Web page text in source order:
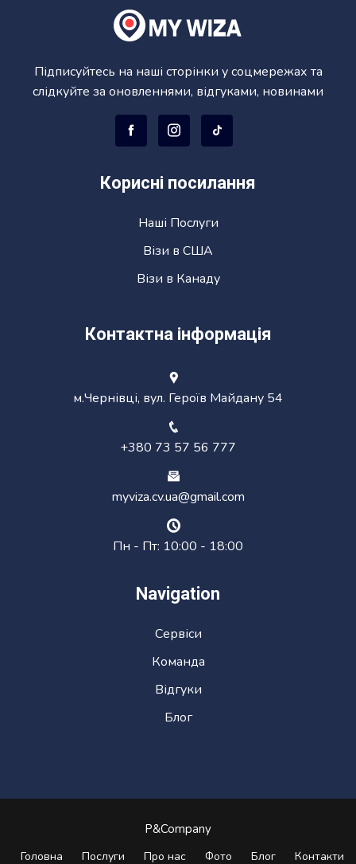
Підписуйтесь на наші сторінки у соцмережах та
слідкуйте за оновленнями, відгуками, новинами
Корисні посилання
Наші Послуги
Візи в США
Візи в Канаду
Контактна інформація
м.Чернівці, вул. Героїв Майдану 54
+380 73 57 56 777
myviza.cv.ua@gmail.com
Пн - Пт: 10:00 - 18:00
Navigation
Сервіси
Команда
Відгуки
Блог
P&Company
Головна Послуги Про нас Фото Блог Контакти